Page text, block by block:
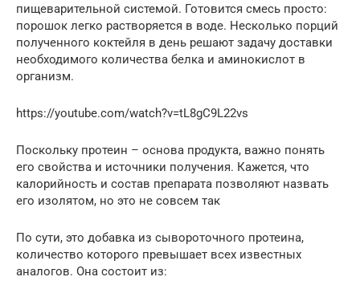
пищеварительной системой. Готовится смесь просто:
порошок легко растворяется в воде. Несколько порций
полученного коктейля в день решают задачу доставки
необходимого количества белка и аминокислот в
организм.
https://youtube.com/watch?v=tL8gC9L22vs
Поскольку протеин – основа продукта, важно понять
его свойства и источники получения. Кажется, что
калорийность и состав препарата позволяют назвать
его изолятом, но это не совсем так
По сути, это добавка из сывороточного протеина,
количество которого превышает всех известных
аналогов. Она состоит из: